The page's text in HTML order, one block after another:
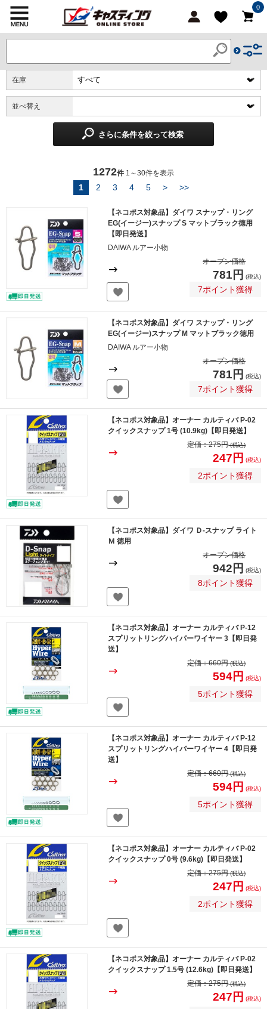
0
在庫
並べ替え
さらに条件を絞って検索
1272件 1～30件を表示
1 2 3 4 5 > >>
【ネコポス対象品】ダイワ スナップ・リング
EG(イージー)スナップ S マットブラック徳用
【即日発送】
DAIWA ルアー小物
オープン価格
781円 (税込)
7ポイント獲得
【ネコポス対象品】ダイワ スナップ・リング
EG(イージー)スナップ M マットブラック徳用
DAIWA ルアー小物
オープン価格
781円 (税込)
7ポイント獲得
【ネコポス対象品】オーナー カルティバ P-02
クイックスナップ 1号 (10.9kg)【即日発送】
定価：275円(税込)
247円 (税込)
2ポイント獲得
【ネコポス対象品】ダイワ Ｄ-スナップ ライト
Ｍ 徳用
オープン価格
942円 (税込)
8ポイント獲得
【ネコポス対象品】オーナー カルティバ P-12
スプリットリングハイパーワイヤー 3【即日発
送】
定価：660円(税込)
594円 (税込)
5ポイント獲得
【ネコポス対象品】オーナー カルティバ P-12
スプリットリングハイパーワイヤー 4【即日発
送】
定価：660円(税込)
594円 (税込)
5ポイント獲得
【ネコポス対象品】オーナー カルティバ P-02
クイックスナップ 0号 (9.6kg)【即日発送】
定価：275円(税込)
247円 (税込)
2ポイント獲得
【ネコポス対象品】オーナー カルティバ P-02
クイックスナップ 1.5号 (12.6kg)【即日発送】
定価：275円(税込)
247円 (税込)